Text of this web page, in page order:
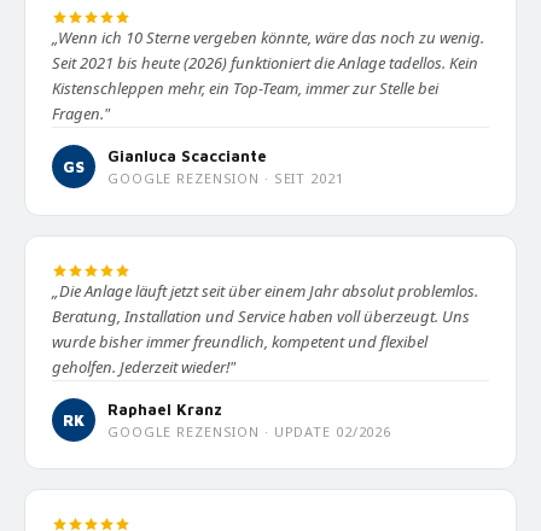
„Wenn ich 10 Sterne vergeben könnte, wäre das noch zu wenig.
Seit 2021 bis heute (2026) funktioniert die Anlage tadellos. Kein
Kistenschleppen mehr, ein Top-Team, immer zur Stelle bei
Fragen."
GS
Gianluca Scacciante
GOOGLE REZENSION · SEIT 2021
„Die Anlage läuft jetzt seit über einem Jahr absolut problemlos.
Beratung, Installation und Service haben voll überzeugt. Uns
wurde bisher immer freundlich, kompetent und flexibel
geholfen. Jederzeit wieder!"
RK
Raphael Kranz
GOOGLE REZENSION · UPDATE 02/2026